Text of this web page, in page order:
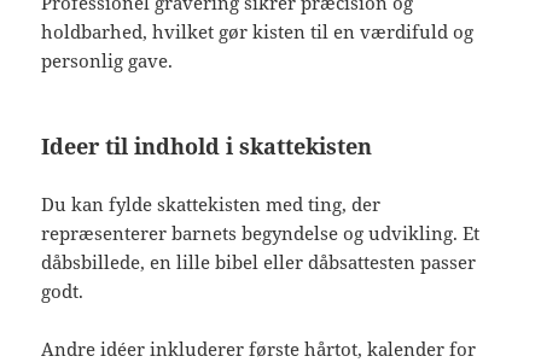
holdbarhed, hvilket gør kisten til en værdifuld og
personlig gave.
Ideer til indhold i skattekisten
Du kan fylde skattekisten med ting, der
repræsenterer barnets begyndelse og udvikling. Et
dåbsbillede, en lille bibel eller dåbsattesten passer
godt.
Andre idéer inkluderer første hårtot, kalender for